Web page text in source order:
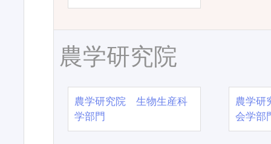
農学研究院
農学研究院 生物生産科
学部門
農学
会学部